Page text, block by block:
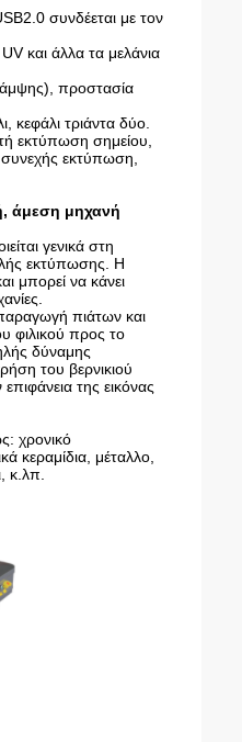
συνδέεται με τον
και άλλα τα μελάνια
προστασία
κεφάλι τριάντα δύο.
εκτύπωση σημείου,
εκτύπωση,
άμεση μηχανή
γενικά στη
εκτύπωσης. Η
μπορεί να κάνει
πιάτων και
φιλικού προς το
δύναμης
του βερνικιού
της εικόνας
χρονικό
κεραμίδια, μέταλλο,
κ.λπ.